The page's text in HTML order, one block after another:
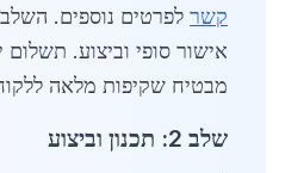
קשר לפרטים נוספים.
אישור סופי וביצוע.
מבטיח שקיפות מלאה
שלב 2: תכנון וביצוע